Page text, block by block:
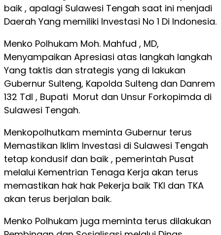
baik , apalagi Sulawesi Tengah saat ini menjadi
Daerah Yang memiliki Investasi No 1 Di Indonesia.
Menko Polhukam Moh. Mahfud , MD,
Menyampaikan Apresiasi atas langkah langkah
Yang taktis dan strategis yang di lakukan
Gubernur Sulteng, Kapolda Sulteng dan Danrem
132 Tdl , Bupati Morut dan Unsur Forkopimda di
Sulawesi Tengah.
Menkopolhutkam meminta Gubernur terus
Memastikan Iklim Investasi di Sulawesi Tengah
tetap kondusif dan baik , pemerintah Pusat
melalui Kementrian Tenaga Kerja akan terus
memastikan hak hak Pekerja baik TKI dan TKA
akan terus berjalan baik.
Menko Polhukam juga meminta terus dilakukan